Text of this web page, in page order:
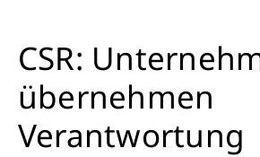
CSR:
übernehmen
Verantwortung